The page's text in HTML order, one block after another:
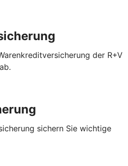
der R+V
sichern Sie wichtige